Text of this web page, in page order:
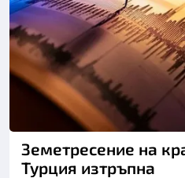
Земетресение на
Турция изтръпна